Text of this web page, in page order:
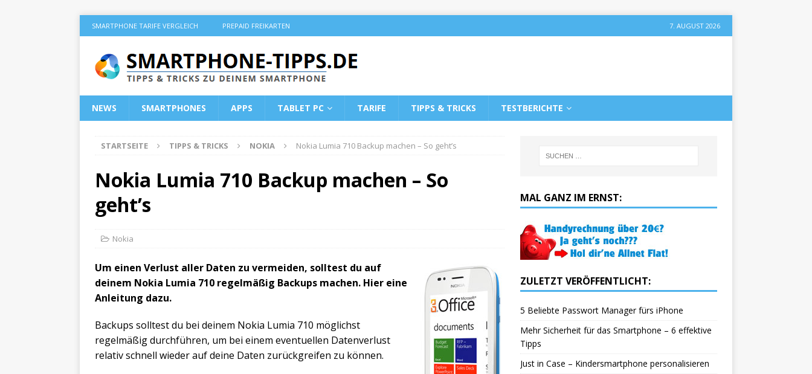
SMARTPHONE TARIFE VERGLEICH PREPAID FREIKARTEN 7. AUGUST 2026
NEWS SMARTPHONES APPS TABLET PC TARIFE TIPPS & TRICKS TESTBERICHTE
STARTSEITE TIPPS & TRICKS NOKIA Nokia Lumia 710 Backup machen – So geht’s
Nokia Lumia 710 Backup machen – So
geht’s
Nokia
Um einen Verlust aller Daten zu vermeiden, solltest du auf
deinem Nokia Lumia 710 regelmäßig Backups machen. Hier eine
Anleitung dazu.
Backups solltest du bei deinem Nokia Lumia 710 möglichst
regelmäßig durchführen, um bei einem eventuellen Datenverlust
relativ schnell wieder auf deine Daten zurückgreifen zu können.
MAL GANZ IM ERNST:
ZULETZT VERÖFFENTLICHT:
5 Beliebte Passwort Manager fürs iPhone
Mehr Sicherheit für das Smartphone – 6 effektive
Tipps
Just in Case – Kindersmartphone personalisieren